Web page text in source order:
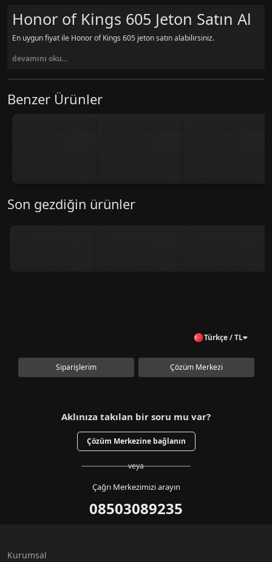
Honor of Kings 605 Jeton Satın Al
En uygun fiyat ile Honor of Kings 605 jeton satın alabilirsiniz.
devamını oku...
Benzer Ürünler
Son gezdiğin ürünler
Türkçe / TL
Siparişlerim Çözüm Merkezi
Aklınıza takılan bir soru mu var?
Çözüm Merkezine bağlanın
veya
Çağrı Merkezimizi arayın
08503089235
Kurumsal